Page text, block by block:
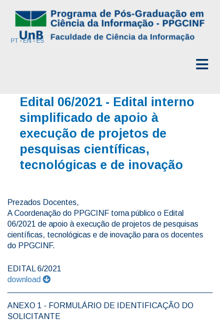
PT -EN -ES
≡
Edital 06/2021 - Edital interno
simplificado de apoio à
execução de projetos de
pesquisas científicas,
tecnológicas e de inovação
Prezados Docentes,
A Coordenação do PPGCINF torna público o Edital
06/2021 de apoio à execução de projetos de pesquisas
científicas, tecnológicas e de inovação para os docentes
do PPGCINF.
EDITAL 6/2021
download
ANEXO 1 - FORMULÁRIO DE IDENTIFICAÇÃO DO
SOLICITANTE